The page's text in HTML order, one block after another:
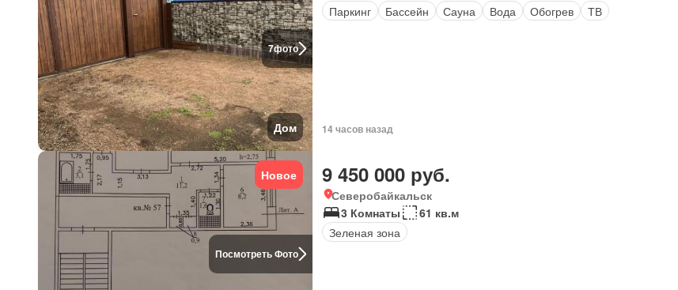
7фото
Дом
Паркинг
Бассейн Сауна Вода Обогрев ТВ
14 часов назад
Посмотреть Фото
Новое 9 450 000 руб.
Северобайкальск
3 Комнаты
61 кв.м
Зеленая зона